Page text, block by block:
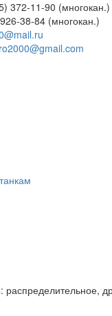
372-11-90 (многокан.)
38-84 (многокан.)